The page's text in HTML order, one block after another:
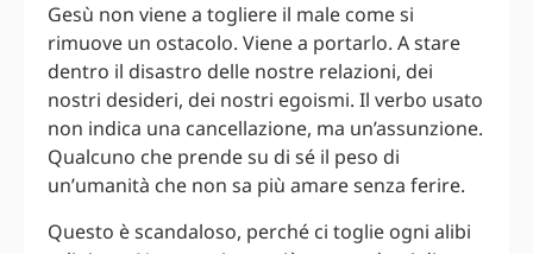
Gesù non viene a togliere il male come si
rimuove un ostacolo. Viene a portarlo. A stare
dentro il disastro delle nostre relazioni, dei
nostri desideri, dei nostri egoismi. Il verbo usato
non indica una cancellazione, ma un’assunzione.
Qualcuno che prende su di sé il peso di
un’umanità che non sa più amare senza ferire.
Questo è scandaloso, perché ci toglie ogni alibi